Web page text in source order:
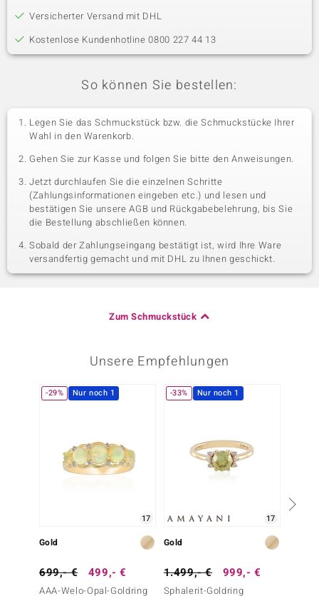
Versicherter Versand mit DHL
Kostenlose Kundenhotline 0800 227 44 13
So können Sie bestellen:
Legen Sie das Schmuckstück bzw. die Schmuckstücke Ihrer
Wahl in den Warenkorb.
Gehen Sie zur Kasse und folgen Sie bitte den Anweisungen.
Jetzt durchlaufen Sie die einzelnen Schritte
(Zahlungsinformationen eingeben etc.) und lesen und
bestätigen Sie unsere AGB und Rückgabebelehrung, bis Sie
die Bestellung abschließen können.
Sobald der Zahlungseingang bestätigt ist, wird Ihre Ware
versandfertig gemacht und mit DHL zu Ihnen geschickt.
Zum Schmuckstück
Unsere Empfehlungen
-29% Nur noch 1
17
Gold
699,- € 499,- €
AAA-Welo-Opal-Goldring
-33% Nur noch 1
17
Gold
1.499,- € 999,- €
Sphalerit-Goldring